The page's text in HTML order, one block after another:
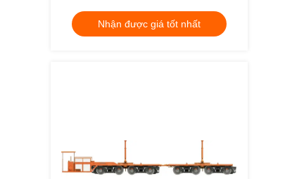
Nhận được giá tốt nhất